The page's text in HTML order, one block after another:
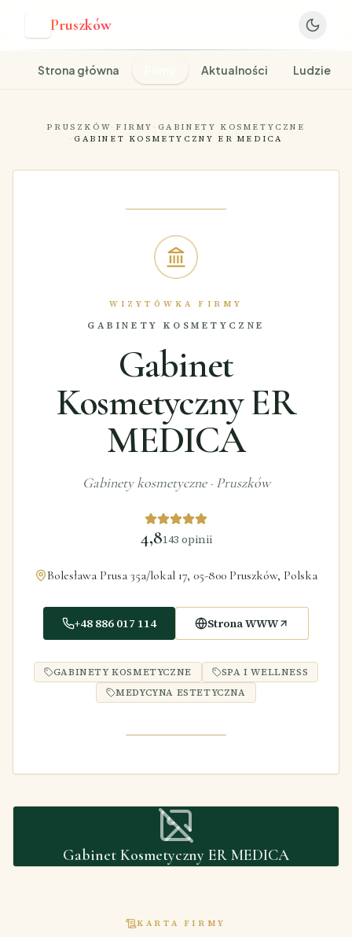
Pruszków
Strona główna Aktualności Ludzie
PRUSZKÓW· FIRMY · GABINETY KOSMETYCZNE
· GABINET KOSMETYCZNY ER MEDICA
WIZYTÓWKA FIRMY
GABINETY KOSMETYCZNE
Gabinet
Kosmetyczny ER
MEDICA
Gabinety kosmetyczne· Pruszków
4,8143 opinii
Bolesława Prusa 35a/lokal 17, 05-800 Pruszków, Polska
+48 886 017 114 Strona WWW
GABINETY KOSMETYCZNE
SPA I WELLNESS
MEDYCYNA ESTETYCZNA
Gabinet Kosmetyczny ER MEDICA
KARTA FIRMY